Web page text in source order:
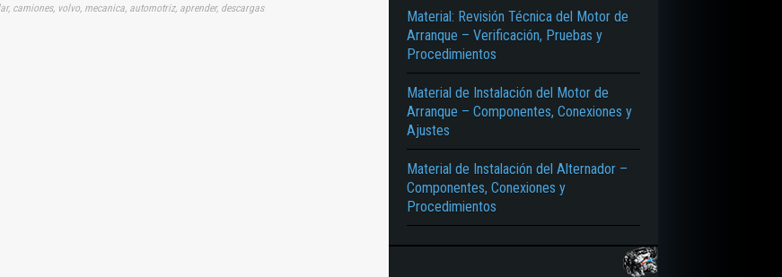
camiones, volvo, mecanica, automotriz, aprender, descargas
Material: Revisión Técnica del Motor de
Arranque – Verificación, Pruebas y
Procedimientos
Material de Instalación del Motor de
Arranque – Componentes, Conexiones y
Ajustes
Material de Instalación del Alternador –
Componentes, Conexiones y
Procedimientos